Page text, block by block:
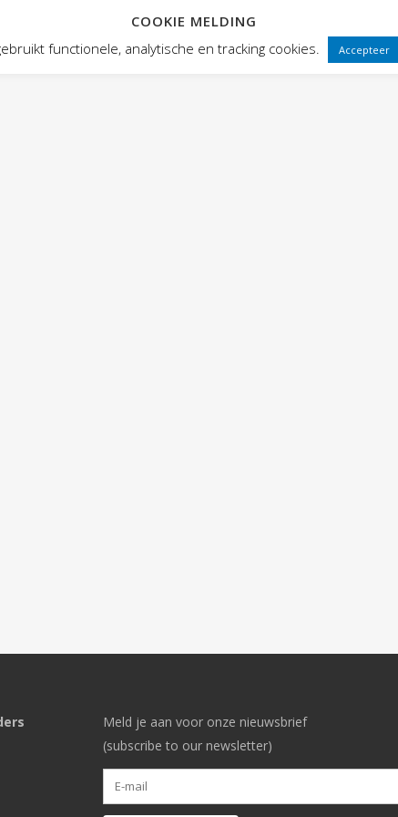
VOORSTELLINGEN PUBLIEKSWERKING
Meld je aan voor onze nieuwsbrief
(subscribe to our newsletter)
COOKIE MELDING
functionele, analytische en tracking cookies.
Accepteer